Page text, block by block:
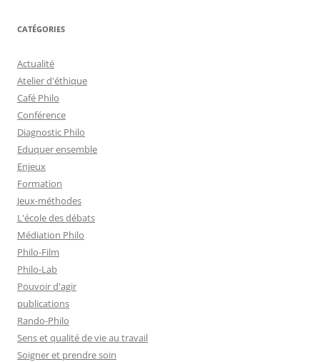
CATÉGORIES
Actualité
Atelier d'éthique
Café Philo
Conférence
Diagnostic Philo
Eduquer ensemble
Enjeux
Formation
Jeux-méthodes
L'école des débats
Médiation Philo
Philo-Film
Philo-Lab
Pouvoir d'agir
publications
Rando-Philo
Sens et qualité de vie au travail
Soigner et prendre soin